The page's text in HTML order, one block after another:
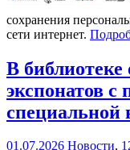
сохранения
сети интернет.
В
экспонатов с
специальной
01.07.2026 Новости,